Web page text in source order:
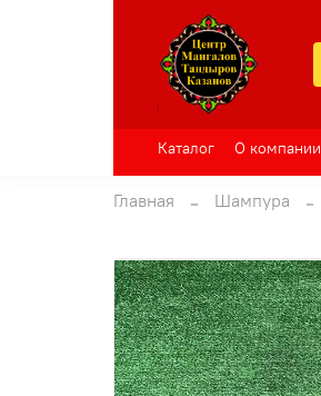
Каталог О компании
Главная Шампура